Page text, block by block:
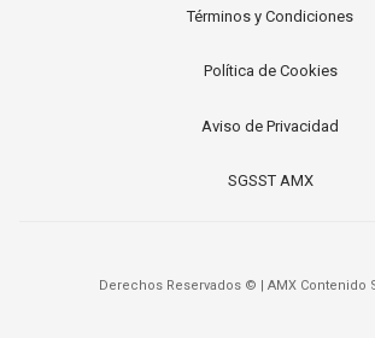
Términos y Condiciones
Política de Cookies
Aviso de Privacidad
SGSST AMX
Derechos Reservados © | AMX Contenido